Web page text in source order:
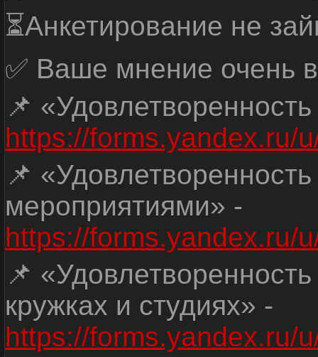
⏳Анкетирование не
✅ Ваше мнение очень
📌
https://forms.yandex.ru/
📌
мероприятиями» -
https://forms.yandex.ru/
📌
кружках и студиях» -
https://forms.yandex.ru/